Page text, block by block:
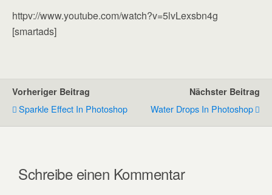
httpv://www.youtube.com/watch?v=5lvLexsbn4g
[smartads]
Vorheriger Beitrag
Sparkle Effect In Photoshop
Nächster Beitrag
Water Drops In Photoshop
Schreibe einen Kommentar